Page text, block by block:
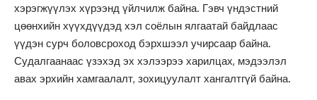
хэрэгжүүлэх хүрээнд үйлчилж байна. Гэвч үндэстний
цөөнхийн хүүхдүүдэд хэл соёлын ялгаатай байдлаас
үүдэн сурч боловсроход бэрхшээл учирсаар байна.
Судалгаанаас үзэхэд эх хэлээрээ харилцах, мэдээлэл
авах эрхийн хамгаалалт, зохицуулалт хангалтгүй байна.